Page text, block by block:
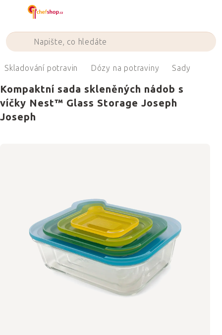
Skladování potravin Dózy na potraviny Sady
Kompaktní sada skleněných nádob s
víčky Nest™ Glass Storage Joseph
Joseph